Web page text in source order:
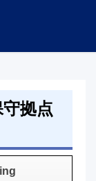
拠点